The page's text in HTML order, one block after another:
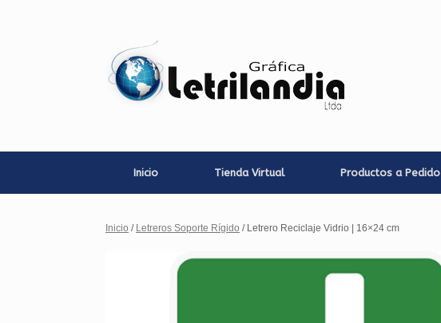
Inicio Tienda Virtual Productos a Pedido
Inicio / Letreros Soporte Rígido / Letrero Reciclaje Vidrio | 16×24 cm